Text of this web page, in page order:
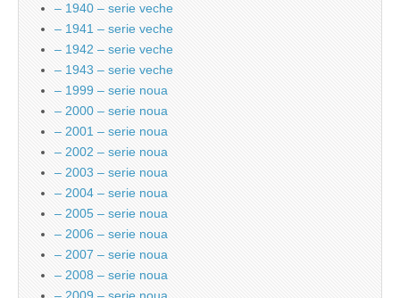
– 1940 – serie veche
– 1941 – serie veche
– 1942 – serie veche
– 1943 – serie veche
– 1999 – serie noua
– 2000 – serie noua
– 2001 – serie noua
– 2002 – serie noua
– 2003 – serie noua
– 2004 – serie noua
– 2005 – serie noua
– 2006 – serie noua
– 2007 – serie noua
– 2008 – serie noua